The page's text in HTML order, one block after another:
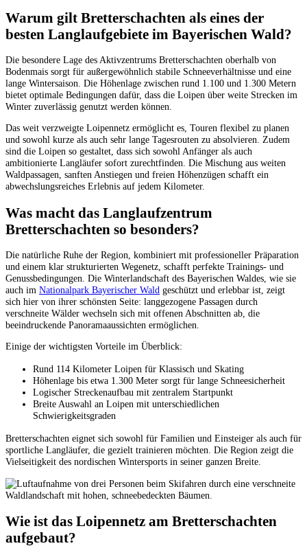
Warum gilt Bretterschachten als eines der
besten Langlaufgebiete im Bayerischen Wald?
Die besondere Lage des Aktivzentrums Bretterschachten oberhalb von
Bodenmais sorgt für außergewöhnlich stabile Schneeverhältnisse und eine
lange Wintersaison. Die Höhenlage zwischen rund 1.100 und 1.300 Metern
bietet optimale Bedingungen dafür, dass die Loipen über weite Strecken im
Winter zuverlässig genutzt werden können.
Das weit verzweigte Loipennetz ermöglicht es, Touren flexibel zu planen
und sowohl kurze als auch sehr lange Tagesrouten zu absolvieren. Zudem
sind die Loipen so gestaltet, dass sich sowohl Anfänger als auch
ambitionierte Langläufer sofort zurechtfinden. Die Mischung aus weiten
Waldpassagen, sanften Anstiegen und freien Höhenzügen schafft ein
abwechslungsreiches Erlebnis auf jedem Kilometer.
Was macht das Langlaufzentrum
Bretterschachten so besonders?
Die natürliche Ruhe der Region, kombiniert mit professioneller Präparation
und einem klar strukturierten Wegenetz, schafft perfekte Trainings- und
Genussbedingungen. Die Winterlandschaft des Bayerischen Waldes, wie sie
auch im Nationalpark Bayerischer Wald geschützt und erlebbar ist, zeigt
sich hier von ihrer schönsten Seite: langgezogene Passagen durch
verschneite Wälder wechseln sich mit offenen Abschnitten ab, die
beeindruckende Panoramaaussichten ermöglichen.
Einige der wichtigsten Vorteile im Überblick:
Rund 114 Kilometer Loipen für Klassisch und Skating
Höhenlage bis etwa 1.300 Meter sorgt für lange Schneesicherheit
Logischer Streckenaufbau mit zentralem Startpunkt
Breite Auswahl an Loipen mit unterschiedlichen
Schwierigkeitsgraden
Bretterschachten eignet sich sowohl für Familien und Einsteiger als auch für
sportliche Langläufer, die gezielt trainieren möchten. Die Region zeigt die
Vielseitigkeit des nordischen Wintersports in seiner ganzen Breite.
Wie ist das Loipennetz am Bretterschachten
aufgebaut?